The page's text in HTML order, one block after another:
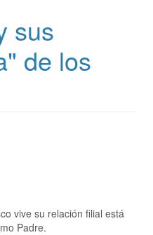
sus
de los
vive su relación filial está
Padre.